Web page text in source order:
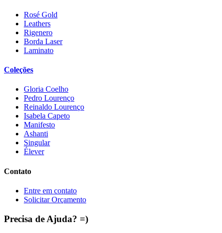
Rosé Gold
Leathers
Rigenero
Borda Laser
Laminato
Coleções
Gloria Coelho
Pedro Lourenço
Reinaldo Lourenço
Isabela Capeto
Manifesto
Ashanti
Singular
Élever
Contato
Entre em contato
Solicitar Orçamento
Precisa de Ajuda? =)